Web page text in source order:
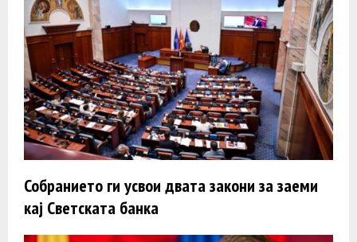
Собранието ги усвои двата закони за заеми
кај Светската банка